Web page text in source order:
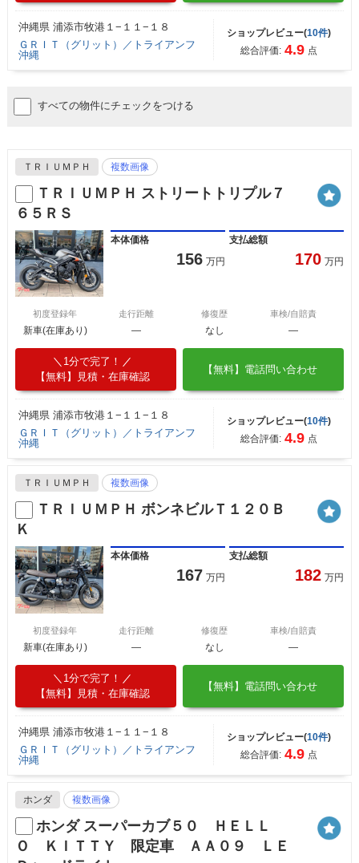
沖縄県 浦添市牧港１−１１−１８
ＧＲＩＴ（グリット）／トライアンフ
沖縄
ショップレビュー(10件)
総合評価: 4.9 点
すべての物件にチェックをつける
ＴＲＩＵＭＰＨ 複数画像
ＴＲＩＵＭＰＨ ストリートトリプル７
６５ＲＳ
本体価格
156 万円
支払総額
170 万円
初度登録年
新車(在庫あり)
走行距離
―
修復歴
なし
車検/自賠責
―
1分で完了！
【無料】見積・在庫確認
【無料】電話問い合わせ
沖縄県 浦添市牧港１−１１−１８
ＧＲＩＴ（グリット）／トライアンフ
沖縄
ショップレビュー(10件)
総合評価: 4.9 点
ＴＲＩＵＭＰＨ 複数画像
ＴＲＩＵＭＰＨ ボンネビルＴ１２０Ｂ
Ｋ
本体価格
167 万円
支払総額
182 万円
初度登録年
新車(在庫あり)
走行距離
―
修復歴
なし
車検/自賠責
―
1分で完了！
【無料】見積・在庫確認
【無料】電話問い合わせ
沖縄県 浦添市牧港１−１１−１８
ＧＲＩＴ（グリット）／トライアンフ
沖縄
ショップレビュー(10件)
総合評価: 4.9 点
ホンダ 複数画像
ホンダ スーパーカブ５０ ＨＥＬＬ
Ｏ ＫＩＴＴＹ 限定車 ＡＡ０９ ＬＥ